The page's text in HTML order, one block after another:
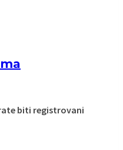
biti registrovani